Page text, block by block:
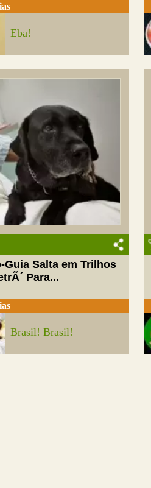
Eba!
Guia Salta em Trilhos
Para...
Brasil! Brasil!